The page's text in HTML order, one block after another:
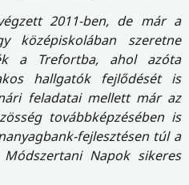
2011-ben, de már a
középiskolában szeretne
a Trefortba, ahol azóta
hallgatók fejlődését is
feladatai mellett már az
továbbképzésében is
fejlesztésen túl a
Napok sikeres